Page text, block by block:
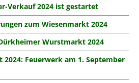
Verkauf 2024 ist gestartet
zum Wiesenmarkt 2024
Wurstmarkt 2024
2024: Feuerwerk am 1. September